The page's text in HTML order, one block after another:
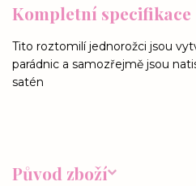
Kompletní specifikace
Tito roztomilí jednorožci jsou
parádnic a samozřejmě jsou
satén
Původ zboží